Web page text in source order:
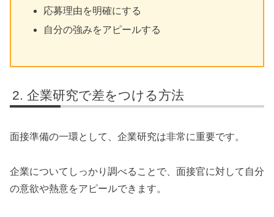
応募理由を明確にする
自分の強みをアピールする
企業研究で差をつける方法
面接準備の一環として、企業研究は非常に重要です。
企業についてしっかり調べることで、面接官に対して自分
の意欲や熱意をアピールできます。